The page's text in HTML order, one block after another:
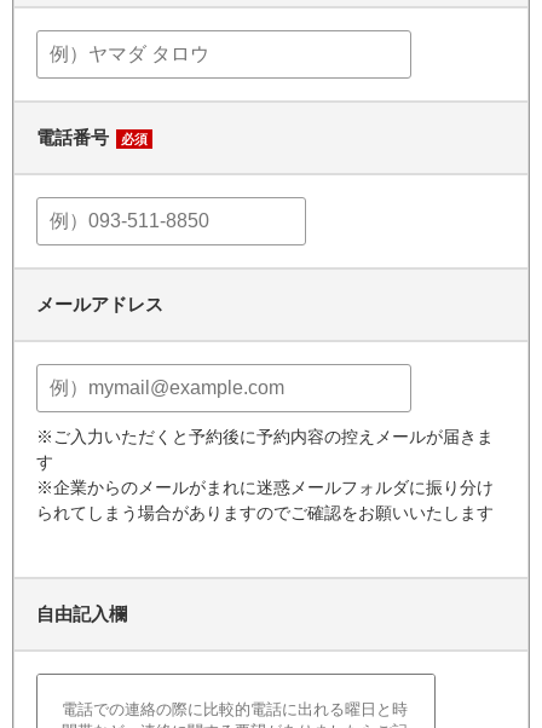
電話番号 必須
メールアドレス
※ご入力いただくと予約後に予約内容の控えメールが届きま
す
※企業からのメールがまれに迷惑メールフォルダに振り分け
られてしまう場合がありますのでご確認をお願いいたします
自由記入欄